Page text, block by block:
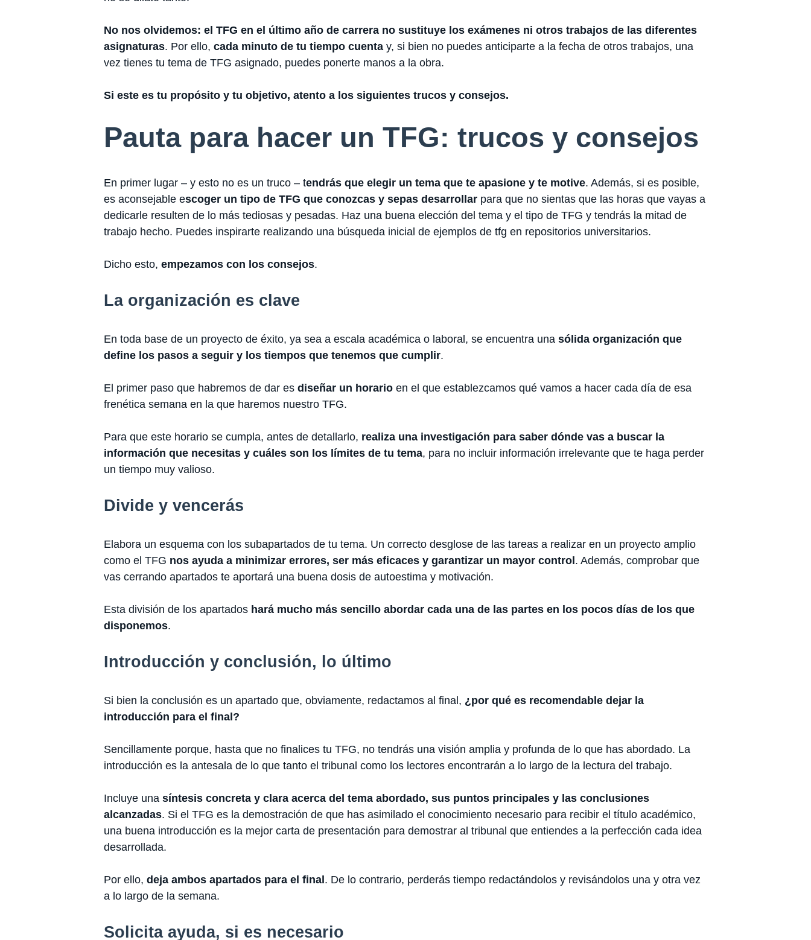
No nos olvidemos: el TFG en el último año de carrera no sustituye los exámenes ni otros trabajos de las diferentes
asignaturas. Por ello, cada minuto de tu tiempo cuenta y, si bien no puedes anticiparte a la fecha de otros trabajos, una
vez tienes tu tema de TFG asignado, puedes ponerte manos a la obra.
Si este es tu propósito y tu objetivo, atento a los siguientes trucos y consejos.
Pauta para hacer un TFG: trucos y consejos
En primer lugar – y esto no es un truco – tendrás que elegir un tema que te apasione y te motive. Además, si es posible,
es aconsejable escoger un tipo de TFG que conozcas y sepas desarrollar para que no sientas que las horas que vayas a
dedicarle resulten de lo más tediosas y pesadas. Haz una buena elección del tema y el tipo de TFG y tendrás la mitad de
trabajo hecho. Puedes inspirarte realizando una búsqueda inicial de ejemplos de tfg en repositorios universitarios.
Dicho esto, empezamos con los consejos.
La organización es clave
En toda base de un proyecto de éxito, ya sea a escala académica o laboral, se encuentra una sólida organización que
define los pasos a seguir y los tiempos que tenemos que cumplir.
El primer paso que habremos de dar es diseñar un horario en el que establezcamos qué vamos a hacer cada día de esa
frenética semana en la que haremos nuestro TFG.
Para que este horario se cumpla, antes de detallarlo, realiza una investigación para saber dónde vas a buscar la
información que necesitas y cuáles son los límites de tu tema, para no incluir información irrelevante que te haga perder
un tiempo muy valioso.
Divide y vencerás
Elabora un esquema con los subapartados de tu tema. Un correcto desglose de las tareas a realizar en un proyecto amplio
como el TFG nos ayuda a minimizar errores, ser más eficaces y garantizar un mayor control . Además, comprobar que
vas cerrando apartados te aportará una buena dosis de autoestima y motivación.
Esta división de los apartados hará mucho más sencillo abordar cada una de las partes en los pocos días de los que
disponemos.
Introducción y conclusión, lo último
Si bien la conclusión es un apartado que, obviamente, redactamos al final, ¿por qué es recomendable dejar la
introducción para el final?
Sencillamente porque, hasta que no finalices tu TFG, no tendrás una visión amplia y profunda de lo que has abordado. La
introducción es la antesala de lo que tanto el tribunal como los lectores encontrarán a lo largo de la lectura del trabajo.
Incluye una síntesis concreta y clara acerca del tema abordado, sus puntos principales y las conclusiones
alcanzadas. Si el TFG es la demostración de que has asimilado el conocimiento necesario para recibir el título académico,
una buena introducción es la mejor carta de presentación para demostrar al tribunal que entiendes a la perfección cada idea
desarrollada.
Por ello, deja ambos apartados para el final . De lo contrario, perderás tiempo redactándolos y revisándolos una y otra vez
a lo largo de la semana.
Solicita ayuda, si es necesario